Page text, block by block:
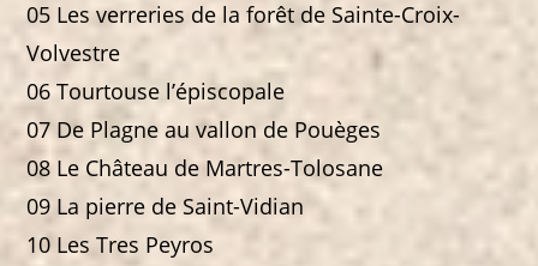
05 Les verreries de la forêt de Sainte-Croix-
Volvestre
06 Tourtouse l’épiscopale
07 De Plagne au vallon de Pouèges
08 Le Château de Martres-Tolosane
09 La pierre de Saint-Vidian
10 Les Tres Peyros